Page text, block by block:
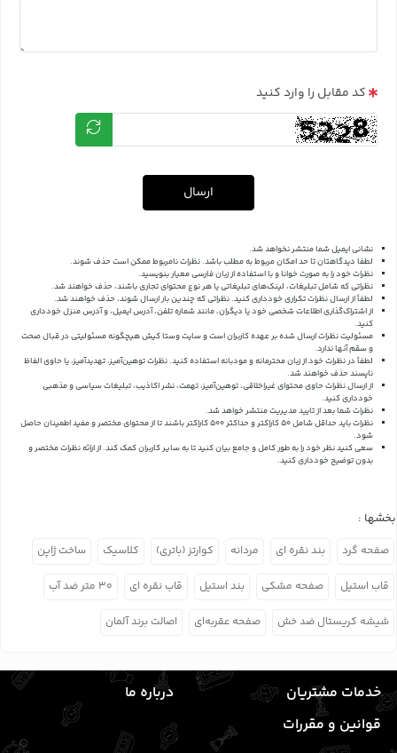
کد مقابل را وارد کنید
ارسال
نشانی ایمیل شما منتشر نخواهد شد.
لطفا دیدگاهتان تا حد امکان مربوط به مطلب باشد. نظرات نامربوط ممکن است حذف شوند.
نظرات خود را به صورت خوانا و با استفاده از زبان فارسی معیار بنویسید.
نظراتی که شامل تبلیغات، لینک‌های تبلیغاتی یا هر نوع محتوای تجاری باشند، حذف خواهند شد.
لطفاً از ارسال نظرات تکراری خودداری کنید. نظراتی که چندین بار ارسال شوند، حذف خواهند شد.
از اشتراک‌گذاری اطلاعات شخصی خود یا دیگران، مانند شماره تلفن، آدرس ایمیل، و آدرس منزل خودداری
کنید.
مسئولیت نظرات ارسال شده بر عهده کاربران است و سایت وستا کیش هیچگونه مسئولیتی در قبال صحت
و سقم آنها ندارد.
لطفاً در نظرات خود از زبان محترمانه و مودبانه استفاده کنید. نظرات توهین‌آمیز، تهدیدآمیز، یا حاوی الفاظ
ناپسند حذف خواهند شد.
از ارسال نظرات حاوی محتوای غیراخلاقی، توهین‌آمیز، تهمت، نشر اکاذیب، تبلیغات سیاسی و مذهبی
خودداری کنید.
نظرات شما بعد از تایید مدیریت منتشر خواهد شد.
نظرات باید حداقل شامل 50 کاراکتر و حداکثر 500 کاراکتر باشند تا از محتوای مختصر و مفید اطمینان حاصل
شود.
سعی کنید نظر خود را به طور کامل و جامع بیان کنید تا به سایر کاربران کمک کند.از ارائه نظرات مختصر و
بدون توضیح خودداری کنید.
بخشها :
صفحه گرد بند نقره ای مردانه کوارتز (باتری) کلاسیک ساخت ژاپن
قاب استیل صفحه مشکی بند استیل قاب نقره ای ۳۰ متر ضد آب
شیشه کریستال ضد خش صفحه عقربه‌ای اصالت برند آلمان
خدمات مشتریان
درباره ما
قوانین و مقررات